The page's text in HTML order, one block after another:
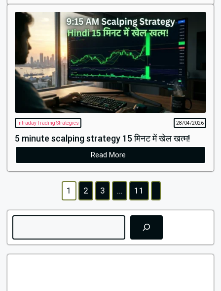
Intraday Trading Strategies 28/04/2026
5 minute scalping strategy​ 15 मिनट में खेल खत्म!
Read More
1 2 3 … 11
Search